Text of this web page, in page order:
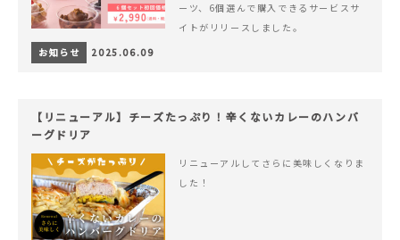
ーツ、6個選んで購入できるサービスサ
イトがリリースしました。
お知らせ
2025.06.09
【リニューアル】チーズたっぷり！辛くないカレーのハンバ
ーグドリア
リニューアルしてさらに美味しくなりま
した！